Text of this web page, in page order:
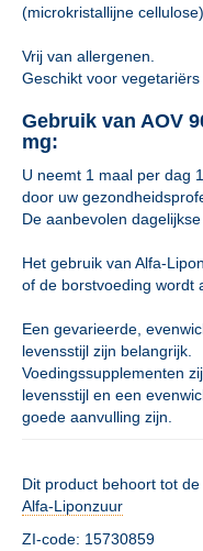
(microkristallijne
Vrij van allergenen.
Geschikt voor vegetariërs
Gebruik van AOV
mg:
U neemt 1 maal per dag
door uw
De aanbevolen
Het gebruik van Alfa-
of de borstvoeding wordt
Een gevarieerde,
levensstijl zijn belangrijk.
Voedingssupplementen
levensstijl en een
goede aanvulling zijn.
Dit product behoort tot
Alfa-Liponzuur
ZI-code: 15730859